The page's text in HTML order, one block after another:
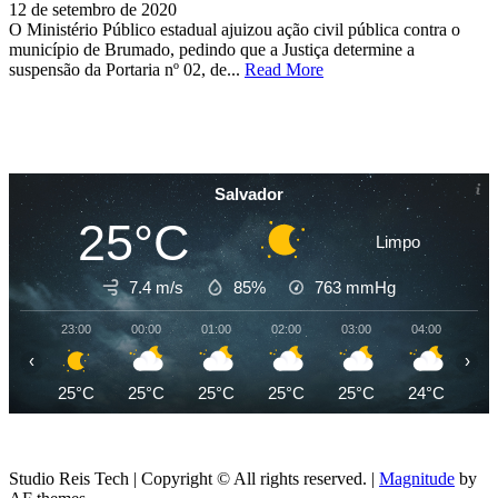
12 de setembro de 2020
O Ministério Público estadual ajuizou ação civil pública contra o
município de Brumado, pedindo que a Justiça determine a
suspensão da Portaria nº 02, de... Read More
Salvador
25°C Limpo
7.4 m/s 85% 763 mmHg
23:00
25°C
00:00
25°C
01:00
25°C
02:00
25°C
03:00
25°C
04:00
24°C
‹ ›
Studio Reis Tech | Copyright © All rights reserved. | Magnitude by